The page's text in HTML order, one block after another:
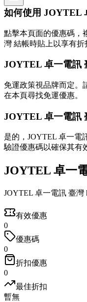
如何使用 JOYTEL
點擊本頁面的優惠碼，
灣 結帳時貼上以享有折
JOYTEL 卓一電訊
免運政策視品牌而定。
在本頁尋找免運優惠。
JOYTEL 卓一電訊
是的，JOYTEL 卓一電
驗證優惠碼以確保其有
JOYTEL 卓一
JOYTEL 卓一電訊 臺灣
有效優惠
0
優惠碼
0
折扣優惠
0
最佳折扣
暫無